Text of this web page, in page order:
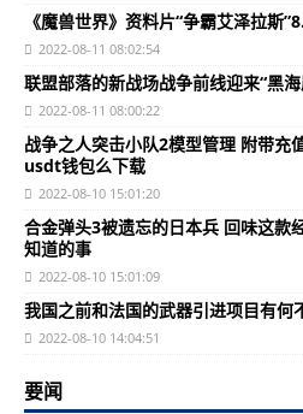
《魔兽世界》资料片“争霸艾泽拉斯
2022-08-11 08:02:54
联盟部落的新战场战争前线迎来“黑
2022-08-11 08:00:22
战争之人突击小队2模型管理 附带充
usdt钱包么下载
2022-08-10 15:01:20
合金弹头3被遗忘的日本兵 回味这款
知道的事
2022-08-10 15:01:09
我国之前和法国的武器引进项目有何
2022-08-10 14:04:51
要闻